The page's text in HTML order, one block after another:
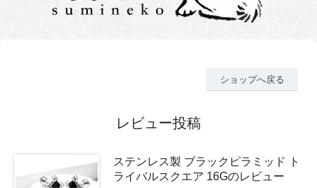
ショップへ戻る
レビュー投稿
ステンレス製 ブラックピラミッド ト
ライバルスクエア 16Gのレビュー